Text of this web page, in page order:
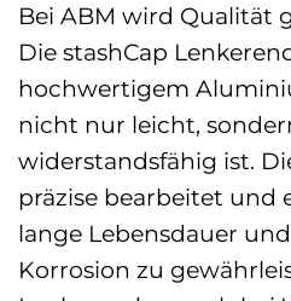
Bei ABM wird Qualität
Die stashCap
hochwertigem
nicht nur leicht,
widerstandsfähig ist.
präzise bearbeitet und
lange Lebensdauer
Korrosion zu